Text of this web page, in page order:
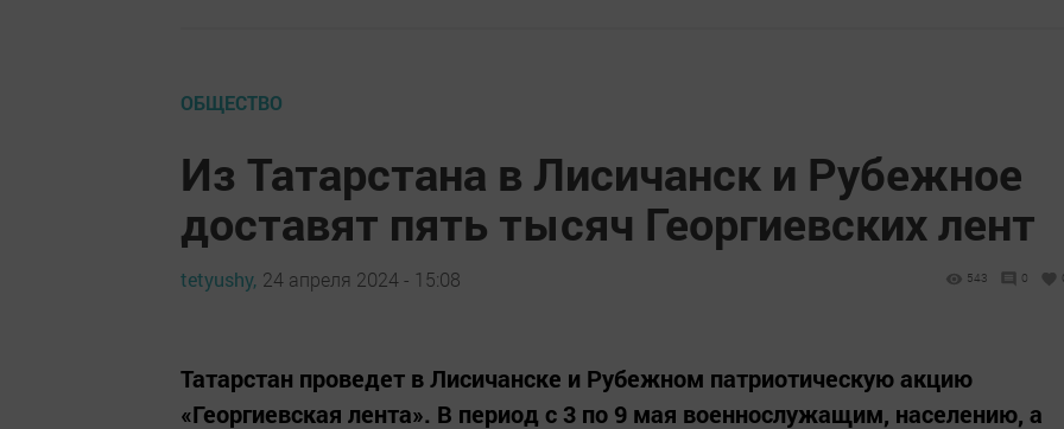
ОБЩЕСТВО
Из Татарстана в Лисичанск и Рубежное
доставят пять тысяч Георгиевских лент
tetyushy, 24 апреля 2024 - 15:08 543 0
Татарстан проведет в Лисичанске и Рубежном патриотическую акцию
«Георгиевская лента». В период с 3 по 9 мая военнослужащим, населению, а